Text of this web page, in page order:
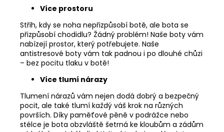
Více prostoru
Střih, kdy se noha nepřizpůsobí botě, ale bota se
přizpůsobí chodidlu? Žádný problém! Naše boty vám
nabízejí prostor, který potřebujete. Naše
antistresové boty vám tak padnou i po dlouhé chůzi
– bez pocitu tlaku v botě!
Více tlumí nárazy
Tlumení nárazů vám nejen dodá dobrý a bezpečný
pocit, ale také tlumí každý váš krok na různých
površích. Díky paměťové pěně v podrážce nebo
stélce je bota obzvláště šetrná ke kloubům a zádům